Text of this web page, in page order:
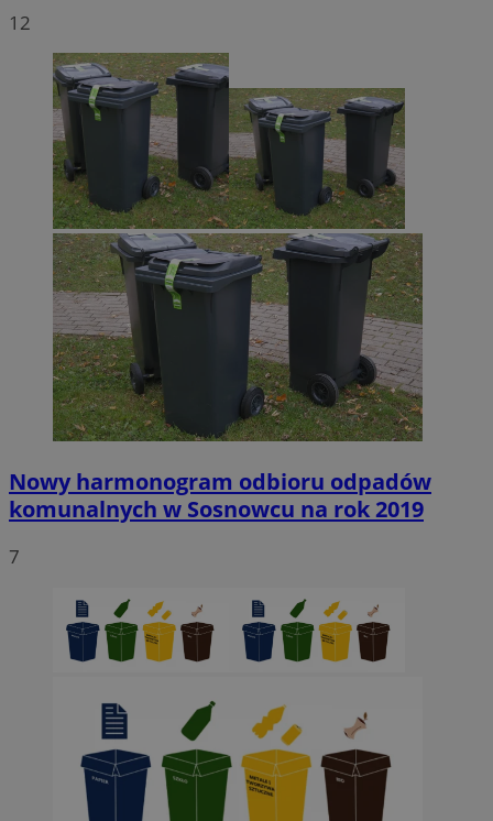
12
Nowy harmonogram odbioru odpadów
komunalnych w Sosnowcu na rok 2019
7